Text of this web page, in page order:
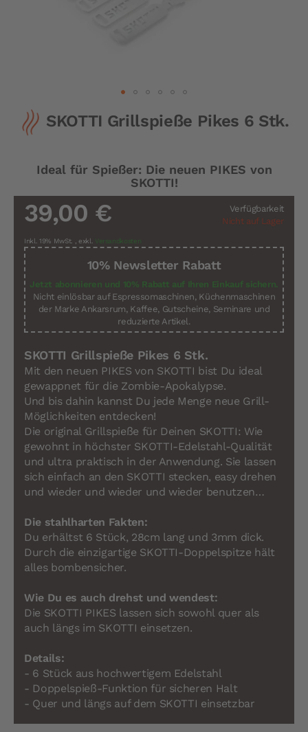
Zum
Anfang
der
SKOTTI Grillspieße Pikes 6 Stk.
Ideal für Spießer: Die neuen PIKES von
SKOTTI!
Verfügbarkeit
Nicht auf Lager
39,00 €
Inkl. 19% MwSt. , exkl. Versandkosten
10% Newsletter Rabatt
Jetzt abonnieren und 10% Rabatt auf Ihren Einkauf sichern.
Nicht einlösbar auf Espressomaschinen, Küchenmaschinen
der Marke Ankarsrum, Kaffee, Gutscheine, Seminare und
reduzierte Artikel.
SKOTTI Grillspieße Pikes 6 Stk.
Mit den neuen PIKES von SKOTTI bist Du ideal
gewappnet für die Zombie-Apokalypse.
Und bis dahin kannst Du jede Menge neue Grill-
Möglichkeiten entdecken!
Die original Grillspieße für Deinen SKOTTI: Wie
gewohnt in höchster SKOTTI-Edelstahl-Qualität
und ultra praktisch in der Anwendung. Sie lassen
sich einfach an den SKOTTI stecken, easy drehen
und wieder und wieder und wieder benutzen…
Die stahlharten Fakten:
Du erhältst 6 Stück, 28cm lang und 3mm dick.
Durch die einzigartige SKOTTI-Doppelspitze hält
alles bombensicher.
Wie Du es auch drehst und wendest:
Die SKOTTI PIKES lassen sich sowohl quer als
auch längs im SKOTTI einsetzen.
Details:
- 6 Stück aus hochwertigem Edelstahl
- Doppelspieß-Funktion für sicheren Halt
- Quer und längs auf dem SKOTTI einsetzbar